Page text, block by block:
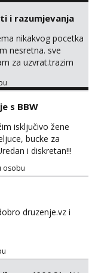
i razumjevanja
nikakvog pocetka
nesretna. sve
za uzvrat.trazim
njeznosti i
jako
preuzme
link ispod i nadji
s BBW
isključivo žene
bucke za
i diskretan!!!
osobu
druzenje.vz i